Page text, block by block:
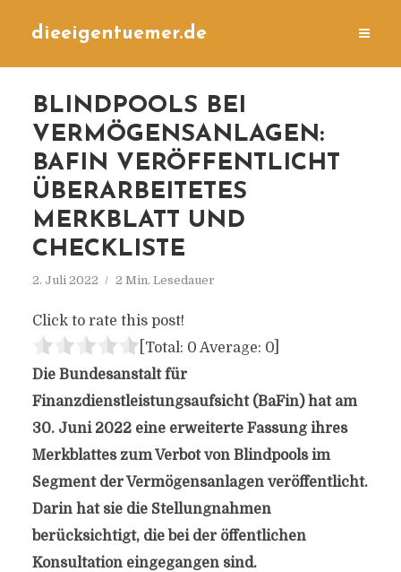
dieeigentuemer.de
BLINDPOOLS BEI
VERMÖGENSANLAGEN:
BAFIN VERÖFFENTLICHT
ÜBERARBEITETES
MERKBLATT UND
CHECKLISTE
2. Juli 2022 2 Min. Lesedauer
Click to rate this post!
[Total: 0 Average: 0]
Die Bundesanstalt für
Finanzdienstleistungsaufsicht (BaFin) hat am
30. Juni 2022 eine erweiterte Fassung ihres
Merkblattes zum Verbot von Blindpools im
Segment der Vermögensanlagen veröffentlicht.
Darin hat sie die Stellungnahmen
berücksichtigt, die bei der öffentlichen
Konsultation eingegangen sind.